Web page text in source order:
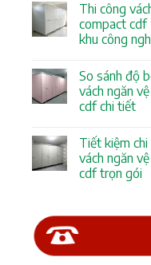
Thi công
compact cdf
khu công
So sánh độ
vách ngăn
cdf chi tiết
Tiết kiệm
vách ngăn
cdf trọn gói